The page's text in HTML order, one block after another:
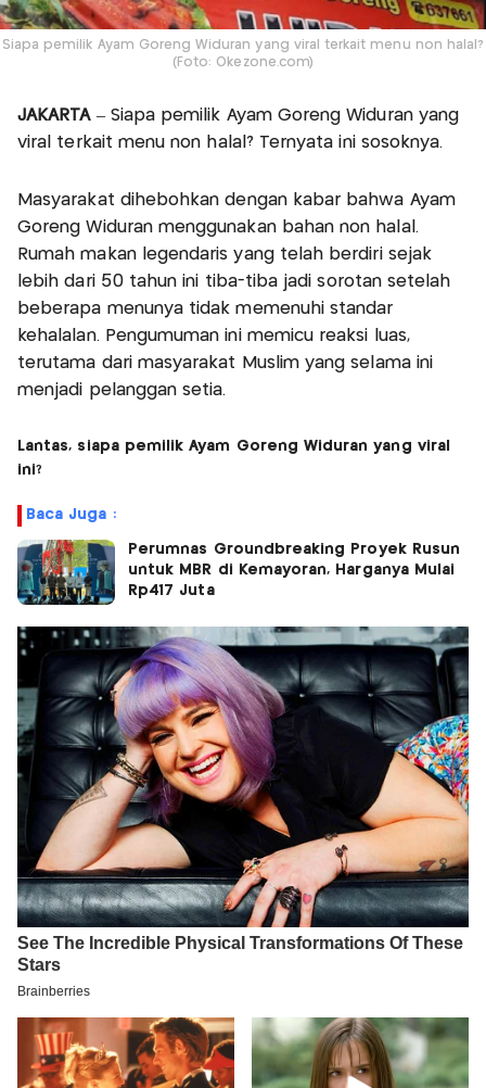
Siapa pemilik Ayam Goreng Widuran yang viral terkait menu non halal?
(Foto: Okezone.com)
JAKARTA– Siapa pemilik Ayam Goreng Widuran yang
viral terkait menu non halal? Ternyata ini sosoknya.
Masyarakat dihebohkan dengan kabar bahwa Ayam
Goreng Widuran menggunakan bahan non halal.
Rumah makan legendaris yang telah berdiri sejak
lebih dari 50 tahun ini tiba-tiba jadi sorotan setelah
beberapa menunya tidak memenuhi standar
kehalalan. Pengumuman ini memicu reaksi luas,
terutama dari masyarakat Muslim yang selama ini
menjadi pelanggan setia.
Lantas, siapa pemilik Ayam Goreng Widuran yang viral
ini?
Baca Juga :
Perumnas Groundbreaking Proyek Rusun
untuk MBR di Kemayoran, Harganya Mulai
Rp417 Juta